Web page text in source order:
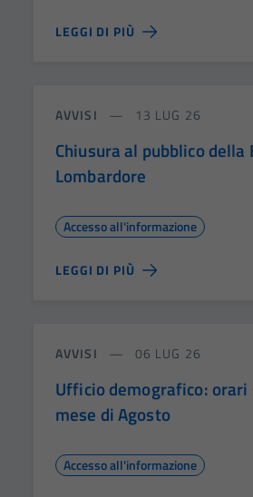
LEGGI DI PIÙ
AVVISI 13 LUG 26
Chiusura al pubblico
Lombardore
Accesso all'informazione
LEGGI DI PIÙ
AVVISI 06 LUG 26
Ufficio demografico:
mese di Agosto
Accesso all'informazione